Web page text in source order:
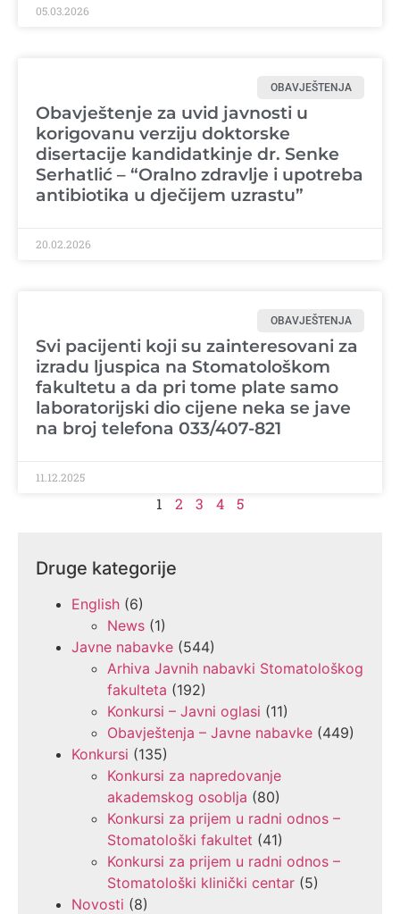
05.03.2026
OBAVJEŠTENJA
Obavještenje za uvid javnosti u
korigovanu verziju doktorske
disertacije kandidatkinje dr. Senke
Serhatlić – “Oralno zdravlje i upotreba
antibiotika u dječijem uzrastu”
20.02.2026
OBAVJEŠTENJA
Svi pacijenti koji su zainteresovani za
izradu ljuspica na Stomatološkom
fakultetu a da pri tome plate samo
laboratorijski dio cijene neka se jave
na broj telefona 033/407-821
11.12.2025
1 2 3 4 5
Druge kategorije
English (6)
News (1)
Javne nabavke (544)
Arhiva Javnih nabavki Stomatološkog
fakulteta (192)
Konkursi – Javni oglasi (11)
Obavještenja – Javne nabavke (449)
Konkursi (135)
Konkursi za napredovanje
akademskog osoblja (80)
Konkursi za prijem u radni odnos –
Stomatološki fakultet (41)
Konkursi za prijem u radni odnos –
Stomatološki klinički centar (5)
Novosti (8)